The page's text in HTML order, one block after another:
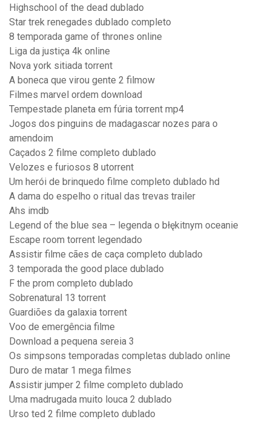
Highschool of the dead dublado
Star trek renegades dublado completo
8 temporada game of thrones online
Liga da justiça 4k online
Nova york sitiada torrent
A boneca que virou gente 2 filmow
Filmes marvel ordem download
Tempestade planeta em fúria torrent mp4
Jogos dos pinguins de madagascar nozes para o
amendoim
Caçados 2 filme completo dublado
Velozes e furiosos 8 utorrent
Um herói de brinquedo filme completo dublado hd
A dama do espelho o ritual das trevas trailer
Ahs imdb
Legend of the blue sea – legenda o błękitnym oceanie
Escape room torrent legendado
Assistir filme cães de caça completo dublado
3 temporada the good place dublado
F the prom completo dublado
Sobrenatural 13 torrent
Guardiões da galaxia torrent
Voo de emergência filme
Download a pequena sereia 3
Os simpsons temporadas completas dublado online
Duro de matar 1 mega filmes
Assistir jumper 2 filme completo dublado
Uma madrugada muito louca 2 dublado
Urso ted 2 filme completo dublado